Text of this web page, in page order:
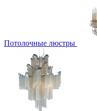
Потолочные люстры